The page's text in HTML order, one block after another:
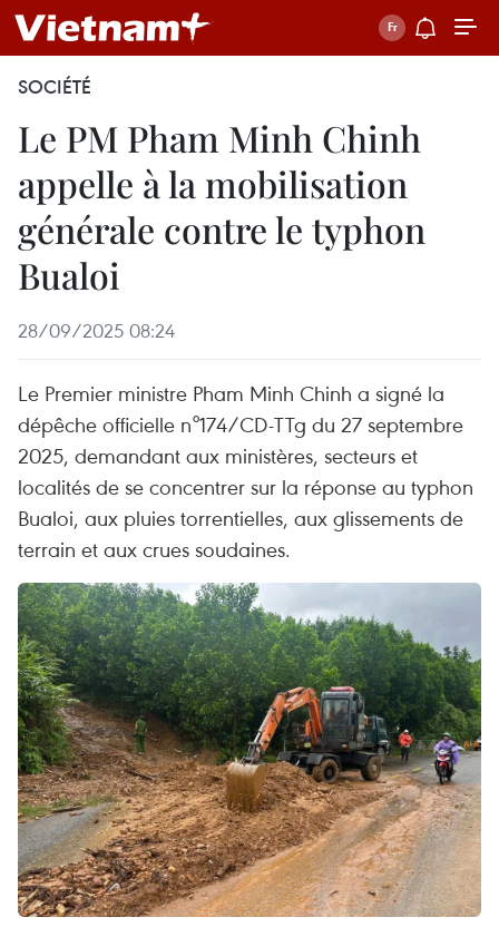
SOCIÉTÉ
Le PM Pham Minh Chinh
appelle à la mobilisation
générale contre le typhon
Bualoi
28/09/2025 08:24
Le Premier ministre Pham Minh Chinh a signé la
dépêche officielle n°174/CD-TTg du 27 septembre
2025, demandant aux ministères, secteurs et
localités de se concentrer sur la réponse au typhon
Bualoi, aux pluies torrentielles, aux glissements de
terrain et aux crues soudaines.